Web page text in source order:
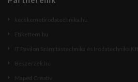
kecskemetirodatechnika.hu
Etikettem.hu
IT Pavilon Számítástechnika és Irodatechnika Kft.
Beszerzek.hu
Maped Creativ